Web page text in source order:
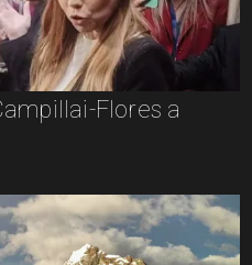
Flores a